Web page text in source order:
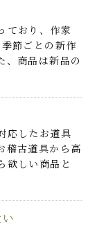
ており、作家
節ごとの新作
、商品は新品の
応したお道具
稽古道具から高
欲しい商品と